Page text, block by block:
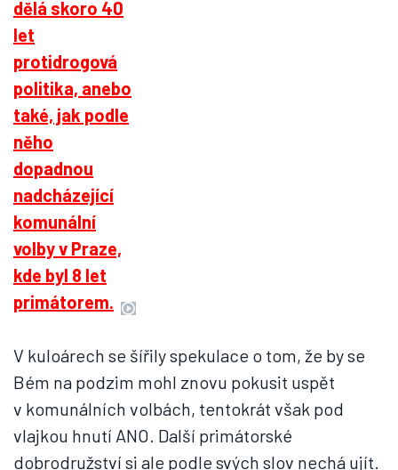
V kuloárech se šířily spekulace o tom, že by se
Bém na podzim mohl znovu pokusit uspět
v komunálních volbách, tentokrát však pod
vlajkou hnutí ANO. Další primátorské
dobrodružství si ale podle svých slov nechá ujít.